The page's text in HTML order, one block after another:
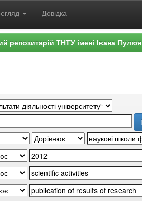
Довідка
репозитарій ТНТУ імені Івана Пулюя